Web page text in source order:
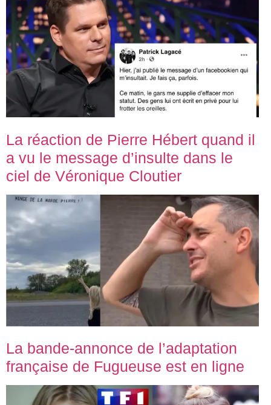
La réaction de Pierre Hébert quand il
a vu le message d’insulte dans le
ciel de Véronique Cloutier
La bande-annonce de l’adaptation
française de Fugueuse est en ligne